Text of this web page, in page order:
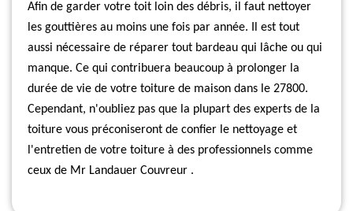
Afin de garder votre toit loin des débris, il faut nettoyer
les gouttières au moins une fois par année. Il est tout
aussi nécessaire de réparer tout bardeau qui lâche ou qui
manque. Ce qui contribuera beaucoup à prolonger la
durée de vie de votre toiture de maison dans le 27800.
Cependant, n'oubliez pas que la plupart des experts de la
toiture vous préconiseront de confier le nettoyage et
l'entretien de votre toiture à des professionnels comme
ceux de Mr Landauer Couvreur .